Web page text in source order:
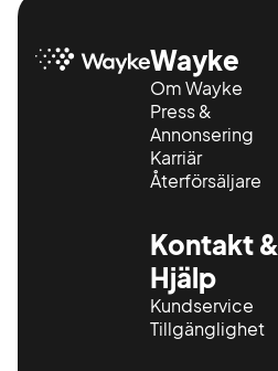
Wayke
Om Wayke
Press &
Annonsering
Karriär
Återförsäljare
Kontakt &
Hjälp
Kundservice
Tillgänglighet